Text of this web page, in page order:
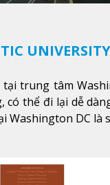
UNIVERSITY
tại trung tâm
có thể đi lại dễ
Washington DC là
thành phố an toàn